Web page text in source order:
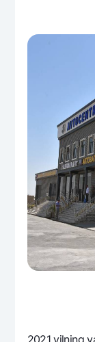
2021 yilning